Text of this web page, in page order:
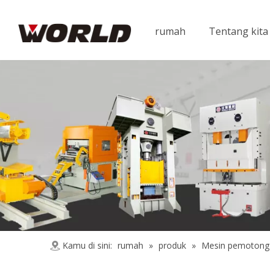
rumah Tentang kita
Kamu di sini: rumah » produk » Mesin pemotong